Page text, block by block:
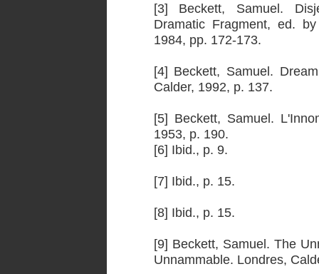
[3] Beckett, Samuel.
Dramatic Fragment, ed.
1984, pp. 172-173.
[4] Beckett, Samuel.
Calder, 1992, p. 137.
[5] Beckett, Samuel.
1953, p. 190.
[6] Ibid., p. 9.
[7] Ibid., p. 15.
[8] Ibid., p. 15.
[9] Beckett, Samuel. The
Unnammable. Londres,